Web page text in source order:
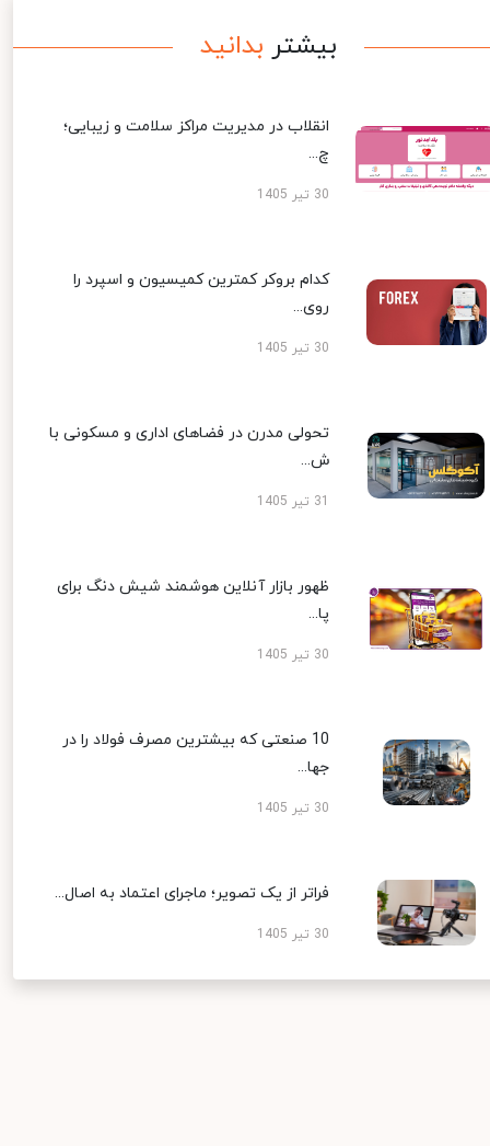
بیشتر بدانید
انقلاب در مدیریت مراکز سلامت و زیبایی؛
چ...
30 تیر 1405
کدام بروکر کمترین کمیسیون و اسپرد را
روی...
30 تیر 1405
تحولی مدرن در فضاهای اداری و مسکونی با
ش...
ظهور بازار آنلاین هوشمند شیش دنگ برای
پا...
30 تیر 1405
10 صنعتی که بیشترین مصرف فولاد را در
جها...
30 تیر 1405
فراتر از یک تصویر؛ ماجرای اعتماد به اصال...
30 تیر 1405